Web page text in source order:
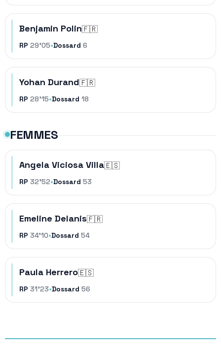
Benjamin Polin🇫🇷
RP 29'05•Dossard 6
Yohan Durand🇫🇷
RP 28'15•Dossard 18
FEMMES
Angela Viciosa Villa🇪🇸
RP 32'52•Dossard 53
Emeline Delanis🇫🇷
RP 34'10•Dossard 54
Paula Herrero🇪🇸
RP 31'23•Dossard 56